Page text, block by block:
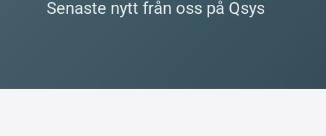
Senaste nytt från oss på Qsys